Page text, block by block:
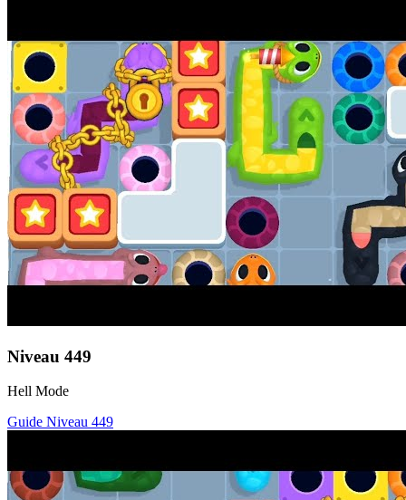
Niveau 449
Hell Mode
Guide Niveau 449